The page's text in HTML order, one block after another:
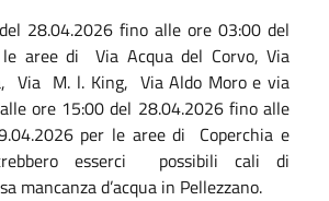
28.04.2026 fino alle ore 03:00 del
aree di Via Acqua del Corvo, Via
Via M. l. King, Via Aldo Moro e via
ore 15:00 del 28.04.2026 fino alle
per le aree di Coperchia e
esserci possibili cali di
mancanza d’acqua in Pellezzano.